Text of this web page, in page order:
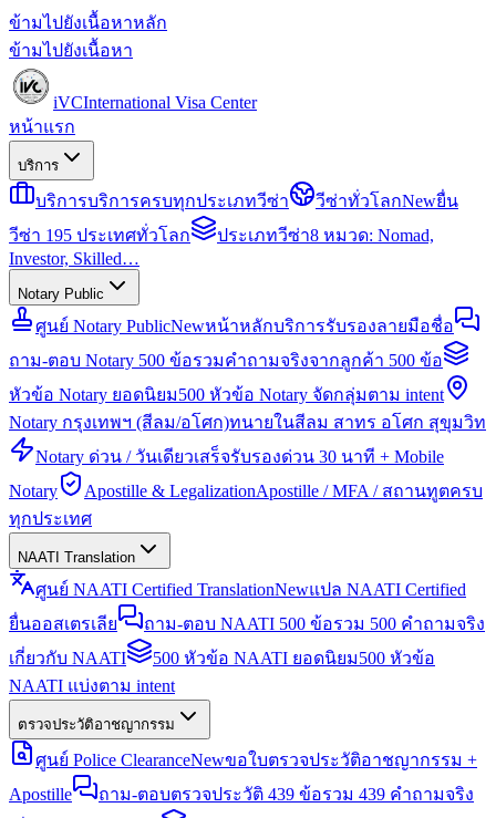
ข้ามไปยังเนื้อหาหลัก
ข้ามไปยังเนื้อหา
iVCInternational Visa Center
หน้าแรก
บริการ
บริการบริการครบทุกประเภทวีซ่า วีซ่าทั่วโลกNewยื่น
วีซ่า 195 ประเทศทั่วโลก
ประเภทวีซ่า8 หมวด: Nomad,
Investor, Skilled…
Notary Public
ศูนย์ Notary PublicNewหน้าหลักบริการรับรองลายมือชื่อ
ถาม-ตอบ Notary 500 ข้อรวมคำถามจริงจากลูกค้า 500 ข้อ
หัวข้อ Notary ยอดนิยม500 หัวข้อ Notary จัดกลุ่มตาม intent
Notary กรุงเทพฯ (สีลม/อโศก)ทนายในสีลม สาทร อโศก สุขุมวิท
Notary ด่วน / วันเดียวเสร็จรับรองด่วน 30 นาที + Mobile
Notary
Apostille & LegalizationApostille / MFA / สถานทูตครบ
ทุกประเทศ
NAATI Translation
ศูนย์ NAATI Certified TranslationNewแปล NAATI Certified
ยื่นออสเตรเลีย
ถาม-ตอบ NAATI 500 ข้อรวม 500 คำถามจริง
เกี่ยวกับ NAATI
500 หัวข้อ NAATI ยอดนิยม500 หัวข้อ
NAATI แบ่งตาม intent
ตรวจประวัติอาชญากรรม
ศูนย์ Police ClearanceNewขอใบตรวจประวัติอาชญากรรม +
Apostille
ถาม-ตอบตรวจประวัติ 439 ข้อรวม 439 คำถามจริง